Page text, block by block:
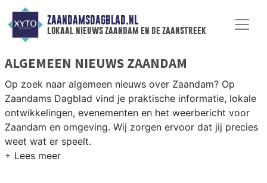
ZAANDAMSDAGBLAD.NL
lokaal nieuws zaandam en de zaanstreek
ALGEMEEN NIEUWS ZAANDAM
Op zoek naar algemeen nieuws over Zaandam? Op
Zaandams Dagblad vind je praktische informatie, lokale
ontwikkelingen, evenementen en het weerbericht voor
Zaandam en omgeving. Wij zorgen ervoor dat jij precies
weet wat er speelt.